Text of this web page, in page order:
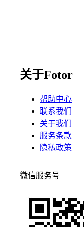
关于Fotor
帮助中心
联系我们
关于我们
服务条款
隐私政策
微信服务号